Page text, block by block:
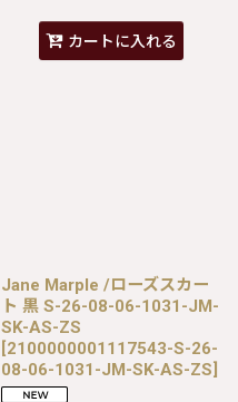
カートに入れる
Jane Marple /ローズスカー
ト 黒 S-26-08-06-1031-JM-
SK-AS-ZS
[2100000001117543-S-26-
08-06-1031-JM-SK-AS-ZS]